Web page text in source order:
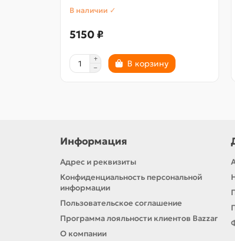
В наличии ✓
5150 ₽
В корзину
Информация
Адрес и реквизиты
Конфиденциальность персональной
информации
Пользовательское соглашение
Программа лояльности клиентов Bazzar
О компании